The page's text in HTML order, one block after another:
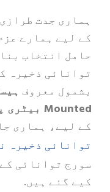
ہماری جدت
کے لیے ہمارے
حامل انتخاب
توانائی ذخیرہ
بشمول معروف
Mounted بیٹری پیک
کے لیے، ہماری
توانائی ذخیرہ
سورج توانائی
کیے گئے ہیں.